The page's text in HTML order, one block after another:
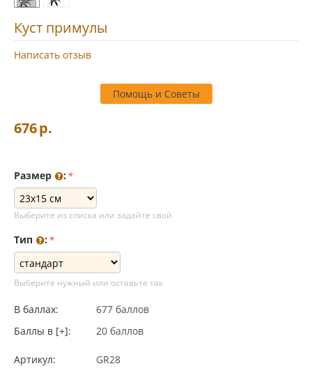
Куст примулы
Написать отзыв
Помощь и Советы
676р.
Размер :
Выберите из списка или задайте свой
Тип :
Выберите нужный или оставьте так
В баллах:
677 баллов
Баллы в [+]:
20 баллов
Артикул:
GR28